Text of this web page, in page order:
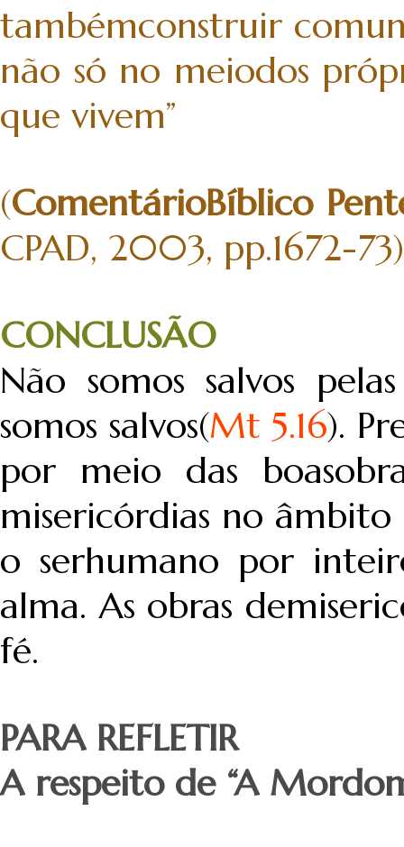
tambémconstruir
não só no meiodos
que vivem”
(ComentárioBíblico
CPAD, 2003, pp.1672-
CONCLUSÃO
Não somos salvos
somos salvos(Mt 5.16).
por meio das
misericórdias no
o serhumano por
alma. As obras
fé.
PARA REFLETIR
A respeito de “A